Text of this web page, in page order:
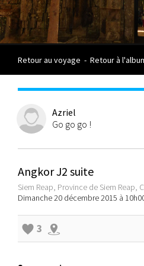
Retour au voyage - Retour à
Azriel
Go go go !
Angkor J2 suite
Siem Reap, Province de Siem Reap,
Dimanche 20 décembre 2015 à
3